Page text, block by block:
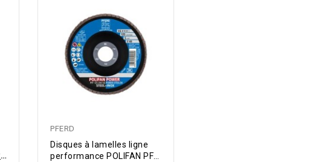
Tous les nouveaux produits
PFERD
Disques à lamelles ligne
performance POLIFAN PFF